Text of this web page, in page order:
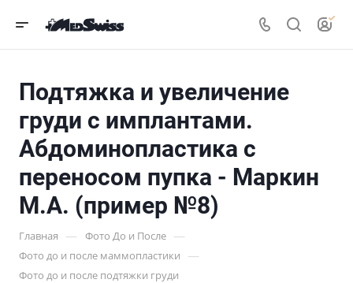
Подтяжка и увеличение
груди с имплантами.
Абдоминопластика с
переносом пупка - Маркин
М.А. (пример №8)
Главная — Фото До и После —
Фото до и после маммопластики —
Фото до и после подтяжки груди